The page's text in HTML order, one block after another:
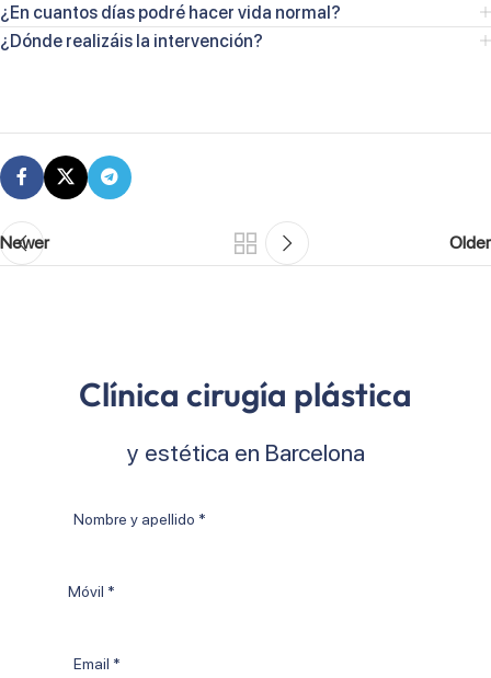
¿En cuantos días podré hacer vida normal?
¿Dónde realizáis la intervención?
Newer Older
Clínica cirugía plástica
y estética en Barcelona